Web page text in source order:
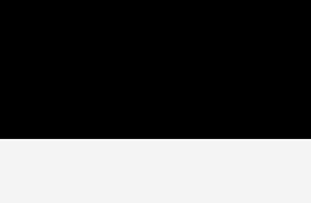
chat
sohbetler